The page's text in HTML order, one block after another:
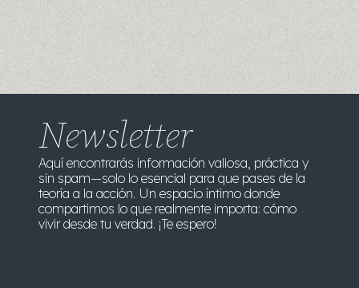
Newsletter
Aquí encontrarás información valiosa, práctica y
sin spam—solo lo esencial para que pases de la
teoría a la acción. Un espacio íntimo donde
compartimos lo que realmente importa: cómo
vivir desde tu verdad. ¡Te espero!